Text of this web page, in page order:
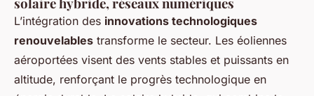
L’intégration des innovations technologiques
renouvelables transforme le secteur. Les éoliennes
aéroportées visent des vents stables et puissants en
altitude, renforçant le progrès technologique en